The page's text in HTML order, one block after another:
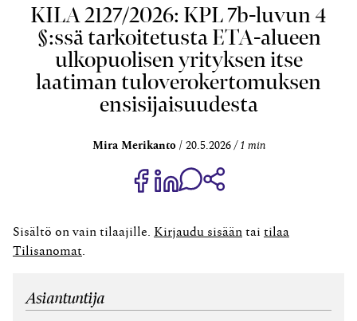
KILA 2127/2026: KPL 7b-luvun 4
§:ssä tarkoitetusta ETA-alueen
ulkopuolisen yrityksen itse
laatiman tuloverokertomuksen
ensisijaisuudesta
Mira Merikanto 20.5.2026 1 min
Jaa Share on Facebook
Jaa Share on LinkedIn
Jaa WhatsApp-viestinä
Sisältö on vain tilaajille. Kirjaudu sisään tai tilaa
Tilisanomat
Asiantuntija